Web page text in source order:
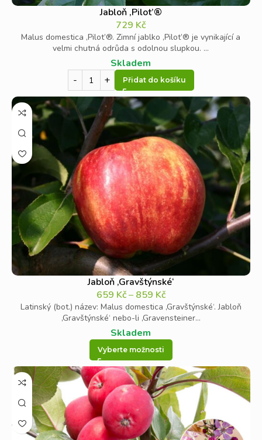
Jabloň ‚Pilot’®
729 Kč
Malus domestica ‚Pilot’®. Zimní jablko ‚Pilot’® je vynikající a
velmi chutná odrůda s odolnou slupkou. ...
Skladem
Přidat do košíku
Jabloň ‚Gravštýnské‘
659 Kč– 859 Kč
Latinský (bot.) název: Malus domestica ‚Gravštýnské‘. Jabloň
‚Gravštýnské‘ nebo-li ‚Gravensteiner...
Skladem
Vyberte možnosti